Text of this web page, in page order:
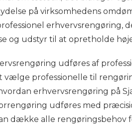
på virksomhedens
erhvervsrengøring,
og udstyr til at opretholde
udføres af
vælge professionelle til
erhvervsrengøring på
udføres med
dække alle rengøringsbehov